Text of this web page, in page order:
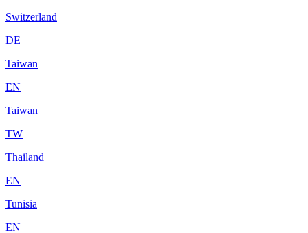
Switzerland
DE
Taiwan
EN
Taiwan
TW
Thailand
EN
Tunisia
EN